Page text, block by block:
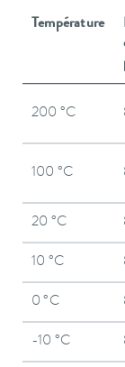
Température
200 °C
100 °C
20 °C
10 °C
0 °C
-10 °C